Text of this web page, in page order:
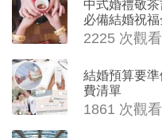
中式婚禮敬
必備結婚祝
器時金句
2225 次觀看
結婚預算要
費清單
1861 次觀看